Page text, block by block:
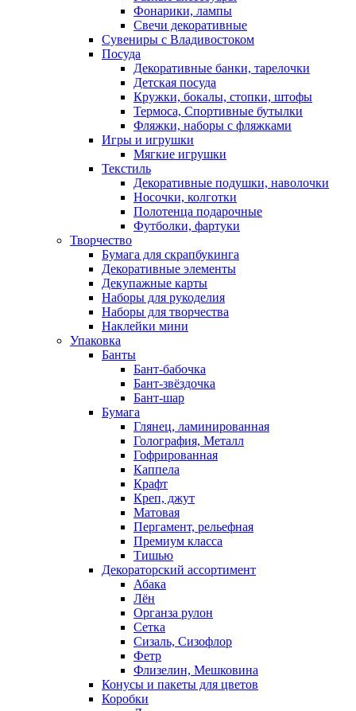
Фонарики, лампы
Свечи декоративные
Сувениры с Владивостоком
Посуда
Декоративные банки, тарелочки
Детская посуда
Кружки, бокалы, стопки, штофы
Термоса, Спортивные бутылки
Фляжки, наборы с фляжками
Игры и игрушки
Мягкие игрушки
Текстиль
Декоративные подушки, наволочки
Носочки, колготки
Полотенца подарочные
Футболки, фартуки
Творчество
Бумага для скрапбукинга
Декоративные элементы
Декупажные карты
Наборы для рукоделия
Наборы для творчества
Наклейки мини
Упаковка
Банты
Бант-бабочка
Бант-звёздочка
Бант-шар
Бумага
Глянец, ламинированная
Голография, Металл
Гофрированная
Каппела
Крафт
Креп, джут
Матовая
Пергамент, рельефная
Премиум класса
Тишью
Декораторский ассортимент
Абака
Лён
Органза рулон
Сетка
Сизаль, Сизофлор
Фетр
Флизелин, Мешковина
Конусы и пакеты для цветов
Коробки